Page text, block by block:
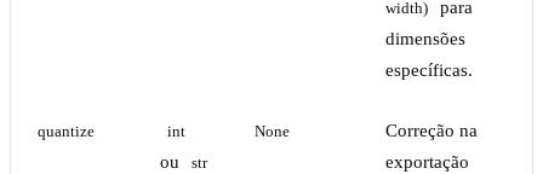
width)
para
dimensões
específicas.
quantize int
ou str
None
Correção na
exportação